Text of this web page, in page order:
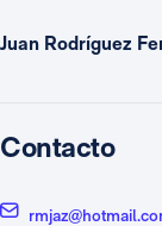
Juan Rodríguez
Contacto